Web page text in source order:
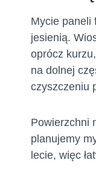
Mycie paneli
jesienią.
oprócz
na dolnej
czyszczeniu
Powierzchni
planujemy
lecie, więc